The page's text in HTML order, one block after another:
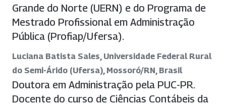
Grande do Norte (UERN) e do Programa de
Mestrado Profissional em Administração
Pública (Profiap/Ufersa).
Luciana Batista Sales, Universidade Federal Rural
do Semi-Árido (Ufersa), Mossoró/RN, Brasil
Doutora em Administração pela PUC-PR.
Docente do curso de Ciências Contábeis da